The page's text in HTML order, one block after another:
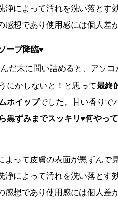
浄によって汚れを洗い落とす
感想であり使用感には個人差
ープ降臨♥
だ末に問い詰めると、アソコ
かしないと！と思って最終
ホイップでした。甘い香りで
黒ずみまでスッキリ♥何やっ
よって皮膚の表面が黒ずんで
浄によって汚れを洗い落とす
感想であり使用感には個人差